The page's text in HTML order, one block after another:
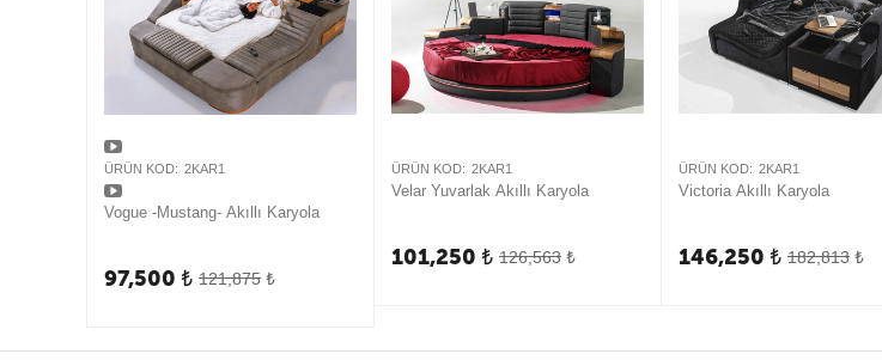
ÜRÜN KOD: 2KAR1
Vogue -Mustang- Akıllı Karyola
121,875 ₺
97,500 ₺
ÜRÜN KOD: 2KAR1
Velar Yuvarlak Akıllı Karyola
126,563 ₺
101,250 ₺
ÜRÜN KOD: 2KAR1
Victoria Akıllı Karyola
182,813 ₺
146,250 ₺